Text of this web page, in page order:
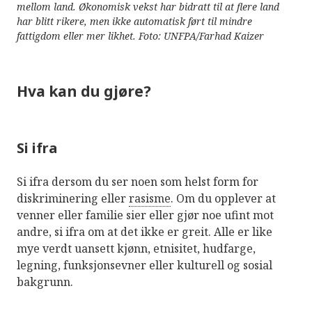
mellom land. Økonomisk vekst har bidratt til at flere land
har blitt rikere, men ikke automatisk ført til mindre
fattigdom eller mer likhet. Foto: UNFPA/Farhad Kaizer
Hva kan du gjøre?
Si ifra
Si ifra dersom du ser noen som helst form for
diskriminering ellerrasisme. Om du opplever at
venner eller familie sier eller gjør noe ufint mot
andre, si ifra om at det ikke er greit. Alle er like
mye verdt uansett kjønn, etnisitet, hudfarge,
legning, funksjonsevner eller kulturell og sosial
bakgrunn.